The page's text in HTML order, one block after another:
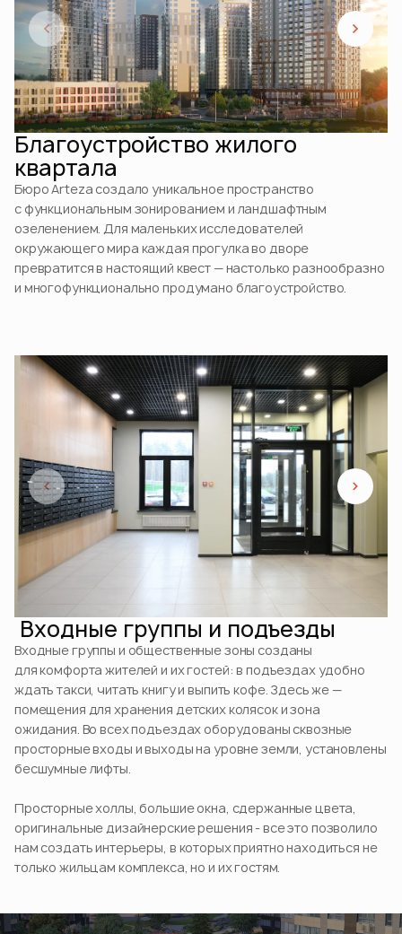
Благоустройство жилого
квартала
Бюро Arteza создало уникальное пространство
с функциональным зонированием и ландшафтным
озеленением. Для маленьких исследователей
окружающего мира каждая прогулка во дворе
превратится в настоящий квест — настолько разнообразно
и многофункционально продумано благоустройство.
Входные группы и подъезды
Входные группы и общественные зоны созданы
для комфорта жителей и их гостей: в подъездах удобно
ждать такси, читать книгу и выпить кофе. Здесь же —
помещения для хранения детских колясок и зона
ожидания. Во всех подъездах оборудованы сквозные
просторные входы и выходы на уровне земли, установлены
бесшумные лифты.
Просторные холлы, большие окна, сдержанные цвета,
оригинальные дизайнерские решения - все это позволило
нам создать интерьеры, в которых приятно находиться не
только жильцам комплекса, но и их гостям.